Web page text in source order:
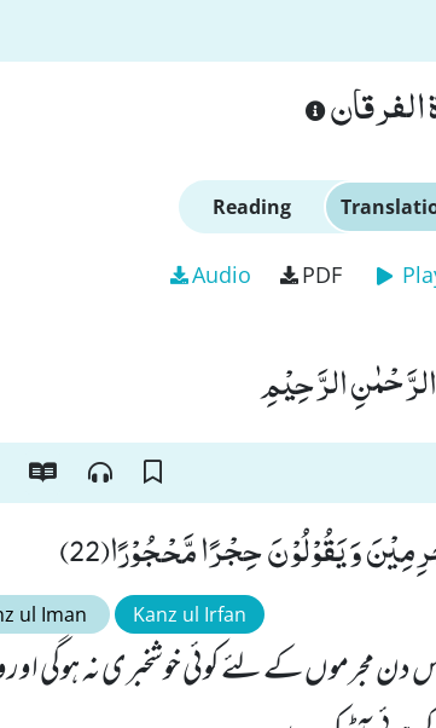
Reading
Audio PDF
الرَّحِیْمِ
وَ یَقُوْلُوْنَ حِجْرًا مَّحْجُوْرًا(22)
ul Iman Kanz ul Irfan
مجرموں کے لئے کوئی خوشخبری نہ ہوگی